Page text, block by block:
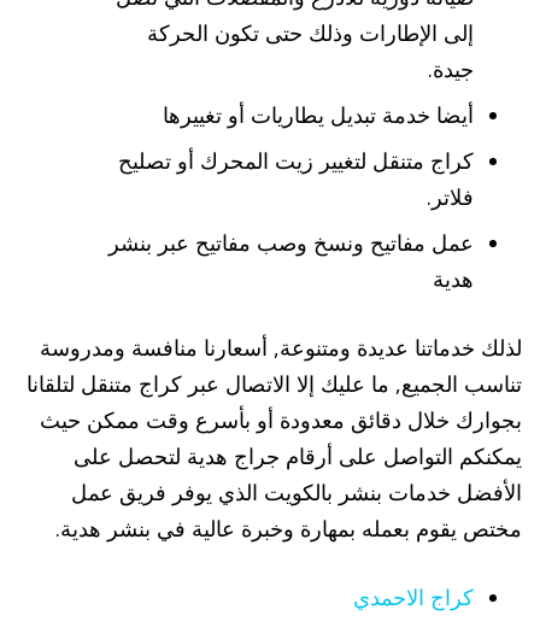
إلى الإطارات وذلك حتى تكون الحركة
جيدة.
أيضا خدمة تبديل يطاريات أو تغييرها
كراج متنقل لتغيير زيت المحرك أو تصليح
فلاتر.
عمل مفاتيح ونسخ وصب مفاتيح عبر بنشر
هدية
لذلك خدماتنا عديدة ومتنوعة, أسعارنا منافسة ومدروسة
تناسب الجميع, ما عليك إلا الاتصال عبر كراج متنقل لتلقانا
بجوارك خلال دقائق معدودة أو بأسرع وقت ممكن حيث
يمكنكم التواصل على أرقام جراج هدية لتحصل على
الأفضل خدمات بنشر بالكويت الذي يوفر فريق عمل
مختص يقوم بعمله بمهارة وخبرة عالية في بنشر هدية.
كراج الاحمدي